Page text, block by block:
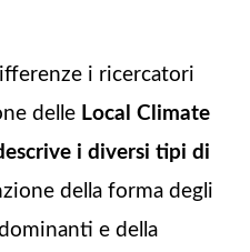
i ricercatori
delle Local Climate
i diversi tipi di
della forma degli
e della